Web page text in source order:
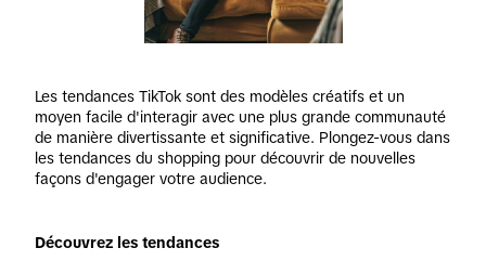
Les tendances TikTok sont des modèles créatifs et un
moyen facile d'interagir avec une plus grande communauté
de manière divertissante et significative. Plongez-vous dans
les tendances du shopping pour découvrir de nouvelles
façons d'engager votre audience.
Découvrez les tendances